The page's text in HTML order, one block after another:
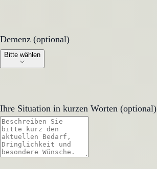
Demenz (optional)
Demenz (optional)
Bitte wählen
Ihre Situation in kurzen Worten (optional)